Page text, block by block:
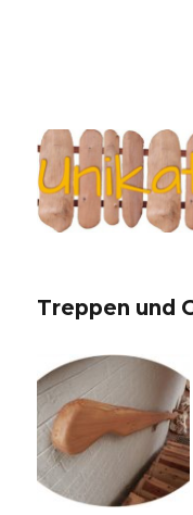
Treppen und